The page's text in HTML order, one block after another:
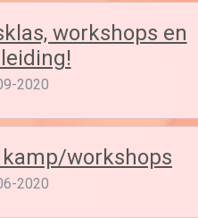
workshops en
2020
workshops
2020